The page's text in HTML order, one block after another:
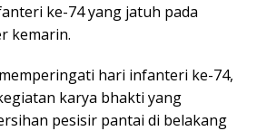
ke-74 yang jatuh pada
kemarin.
hari infanteri ke-74,
karya bhakti yang
pesisir pantai di belakang